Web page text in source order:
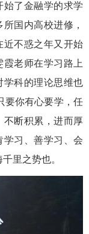
始了金融学的求学
所国内高校进修，
近不惑之年又开始
霞老师在学习路上
学科的理论思维也
要你有心要学，任
不断积累，进而厚
学习、善学习、会
里之势也。